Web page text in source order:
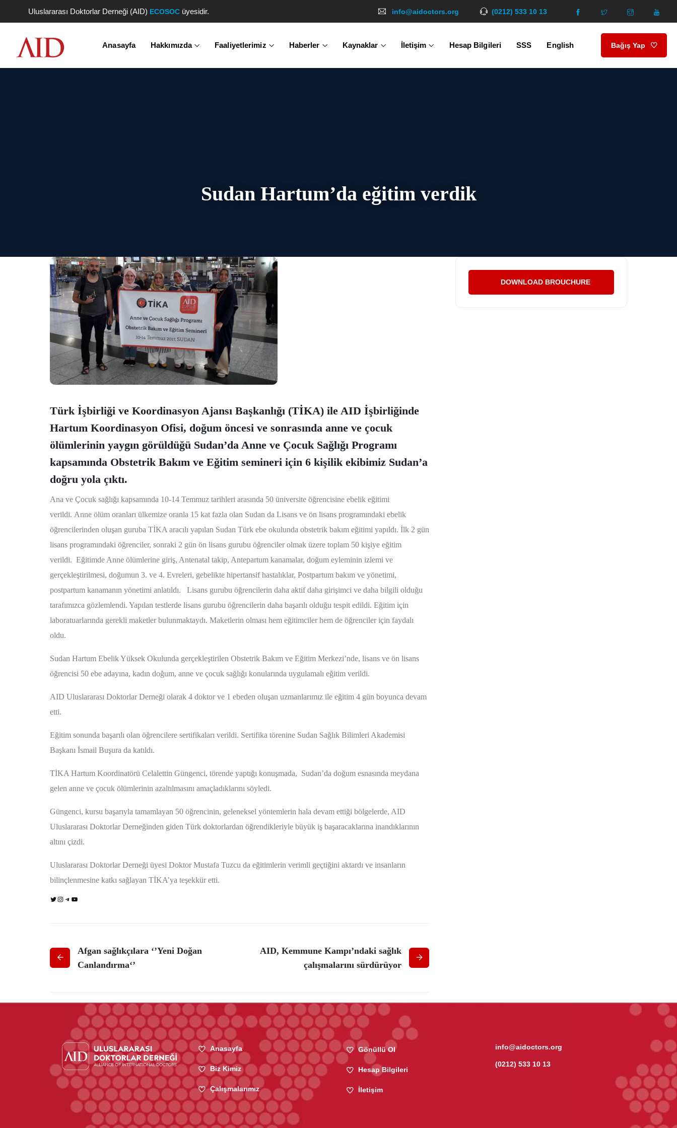
Uluslararası Doktorlar Derneği (AID) ECOSOC üyesidir. info@aidoctors.org (0212) 533 10 13
Anasayfa Hakkımızda Faaliyetlerimiz Haberler Kaynaklar İletişim Hesap Bilgileri SSS English Bağış Yap
Sudan Hartum’da eğitim verdik
Türk İşbirliği ve Koordinasyon Ajansı Başkanlığı (TİKA) ile AID İşbirliğinde
Hartum Koordinasyon Ofisi, doğum öncesi ve sonrasında anne ve çocuk
ölümlerinin yaygın görüldüğü Sudan’da Anne ve Çocuk Sağlığı Programı
kapsamında Obstetrik Bakım ve Eğitim semineri için 6 kişilik ekibimiz Sudan’a
doğru yola çıktı.
Ana ve Çocuk sağlığı kapsamında 10-14 Temmuz tarihleri arasında 50 üniversite öğrencisine ebelik eğitimi
verildi. Anne ölüm oranları ülkemize oranla 15 kat fazla olan Sudan da Lisans ve ön lisans programındaki ebelik
öğrencilerinden oluşan guruba TİKA aracılı yapılan Sudan Türk ebe okulunda obstetrik bakım eğitimi yapıldı. İlk 2 gün
lisans programındaki öğrenciler, sonraki 2 gün ön lisans gurubu öğrenciler olmak üzere toplam 50 kişiye eğitim
verildi. Eğitimde Anne ölümlerine giriş, Antenatal takip, Antepartum kanamalar, doğum eyleminin izlemi ve
gerçekleştirilmesi, doğumun 3. ve 4. Evreleri, gebelikte hipertansif hastalıklar, Postpartum bakım ve yönetimi,
postpartum kanamanın yönetimi anlatıldı. Lisans gurubu öğrencilerin daha aktif daha girişimci ve daha bilgili olduğu
tarafımızca gözlemlendi. Yapılan testlerde lisans gurubu öğrencilerin daha başarılı olduğu tespit edildi. Eğitim için
laboratuarlarında gerekli maketler bulunmaktaydı. Maketlerin olması hem eğitimciler hem de öğrenciler için faydalı
oldu.
Sudan Hartum Ebelik Yüksek Okulunda gerçekleştirilen Obstetrik Bakım ve Eğitim Merkezi’nde, lisans ve ön lisans
öğrencisi 50 ebe adayına, kadın doğum, anne ve çocuk sağlığı konularında uygulamalı eğitim verildi.
AID Uluslararası Doktorlar Derneği olarak 4 doktor ve 1 ebeden oluşan uzmanlarımız ile eğitim 4 gün boyunca devam
etti.
Eğitim sonunda başarılı olan öğrencilere sertifikaları verildi. Sertifika törenine Sudan Sağlık Bilimleri Akademisi
Başkanı İsmail Buşura da katıldı.
TİKA Hartum Koordinatörü Celalettin Güngenci, törende yaptığı konuşmada, Sudan’da doğum esnasında meydana
gelen anne ve çocuk ölümlerinin azaltılmasını amaçladıklarını söyledi.
Güngenci, kursu başarıyla tamamlayan 50 öğrencinin, geleneksel yöntemlerin hala devam ettiği bölgelerde, AID
Uluslararası Doktorlar Derneğinden giden Türk doktorlardan öğrendikleriyle büyük iş başaracaklarına inandıklarının
altını çizdi.
Uluslararası Doktorlar Derneği üyesi Doktor Mustafa Tuzcu da eğitimlerin verimli geçtiğini aktardı ve insanların
bilinçlenmesine katkı sağlayan TİKA’ya teşekkür etti.
Afgan sağlıkçılara ‘’Yeni Doğan
Canlandırma‘’
AID, Kemmune Kampı’ndaki sağlık
çalışmalarını sürdürüyor
DOWNLOAD BROUCHURE
Anasayfa
Biz Kimiz
Çalışmalarımız
Gönüllü Ol
Hesap Bilgileri
İletişim
info@aidoctors.org
(0212) 533 10 13